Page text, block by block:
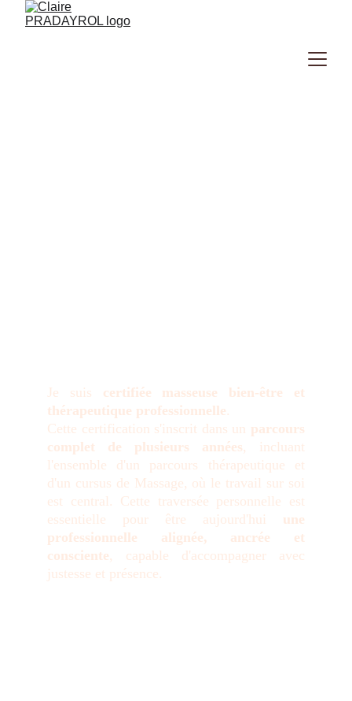
Je suis certifiée masseuse bien-être et
thérapeutique professionnelle.
Cette certification s'inscrit dans un parcours
complet de plusieurs années, incluant
l'ensemble d'un parcours thérapeutique et
d'un cursus de Massage, où le travail sur soi
est central. Cette traversée personnelle est
essentielle pour être aujourd'hui une
professionnelle alignée, ancrée et
consciente, capable d'accompagner avec
justesse et présence.